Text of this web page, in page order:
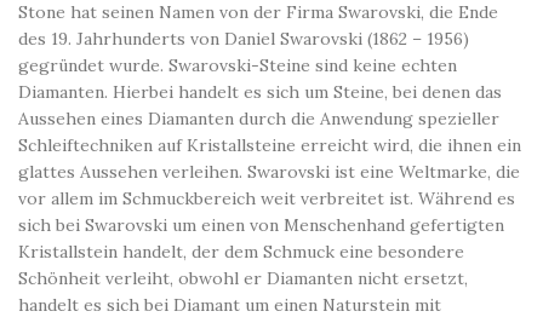
Stone hat seinen Namen von der Firma Swarovski, die Ende
des 19. Jahrhunderts von Daniel Swarovski (1862 – 1956)
gegründet wurde. Swarovski-Steine ​​sind keine echten
Diamanten. Hierbei handelt es sich um Steine, bei denen das
Aussehen eines Diamanten durch die Anwendung spezieller
Schleiftechniken auf Kristallsteine ​​erreicht wird, die ihnen ein
glattes Aussehen verleihen. Swarovski ist eine Weltmarke, die
vor allem im Schmuckbereich weit verbreitet ist. Während es
sich bei Swarovski um einen von Menschenhand gefertigten
Kristallstein handelt, der dem Schmuck eine besondere
Schönheit verleiht, obwohl er Diamanten nicht ersetzt,
handelt es sich bei Diamant um einen Naturstein mit